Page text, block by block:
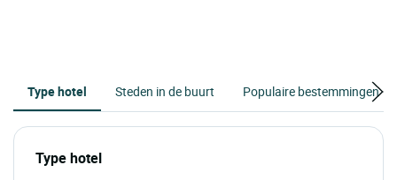
Type hotel Steden in de buurt Populaire bestemmingen
Type hotel